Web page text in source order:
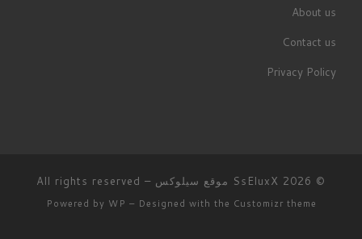
About us
Contact us
Privacy Policy
© 2026 SsEluxX موقع سيلوكس – All rights reserved
Powered by WP – Designed with the Customizr theme